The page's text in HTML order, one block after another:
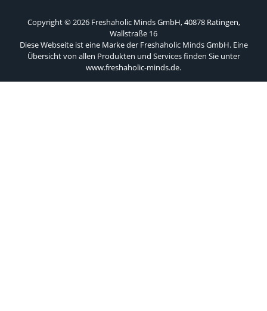
Copyright © 2026 Freshaholic Minds GmbH, 40878 Ratingen,
Wallstraße 16
Diese Webseite ist eine Marke der Freshaholic Minds GmbH. Eine
Übersicht von allen Produkten und Services finden Sie unter
www.freshaholic-minds.de.